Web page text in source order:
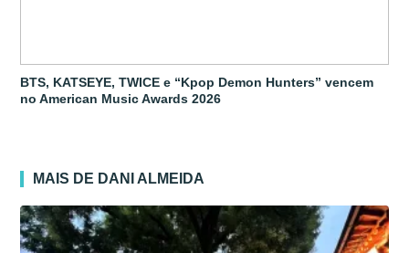
BTS, KATSEYE, TWICE e “Kpop Demon Hunters” vencem
no American Music Awards 2026
MAIS DE DANI ALMEIDA